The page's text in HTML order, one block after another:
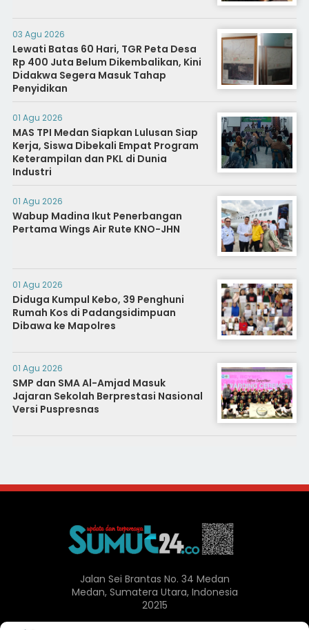
03 Agu 2026
Lewati Batas 60 Hari, TGR Peta Desa
Rp 400 Juta Belum Dikembalikan, Kini
Didakwa Segera Masuk Tahap
Penyidikan
01 Agu 2026
MAS TPI Medan Siapkan Lulusan Siap
Kerja, Siswa Dibekali Empat Program
Keterampilan dan PKL di Dunia
Industri
01 Agu 2026
Wabup Madina Ikut Penerbangan
Pertama Wings Air Rute KNO-JHN
01 Agu 2026
Diduga Kumpul Kebo, 39 Penghuni
Rumah Kos di Padangsidimpuan
Dibawa ke Mapolres
01 Agu 2026
SMP dan SMA Al-Amjad Masuk
Jajaran Sekolah Berprestasi Nasional
Versi Puspresnas
Jalan Sei Brantas No. 34 Medan
Medan, Sumatera Utara, Indonesia
20215